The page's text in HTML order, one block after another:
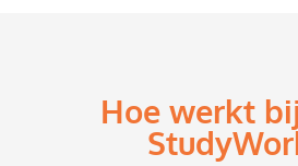
Hoe werkt